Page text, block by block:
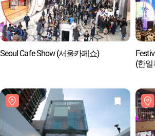
Seoul Cafe Show (서울카페쇼)
(한